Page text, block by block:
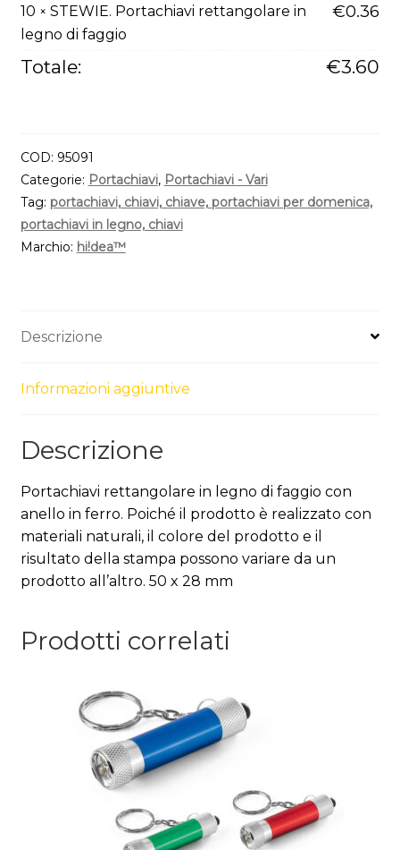
in
legno
di
10 × STEWIE. Portachiavi rettangolare in
legno di faggio
€0.36
Totale: €3.60
COD: 95091
Categorie: Portachiavi, Portachiavi - Vari
Tag: portachiavi, chiavi, chiave, portachiavi per domenica,
portachiavi in legno, chiavi
Marchio: hi!dea™
Descrizione
Informazioni aggiuntive
Descrizione
Portachiavi rettangolare in legno di faggio con
anello in ferro. Poiché il prodotto è realizzato con
materiali naturali, il colore del prodotto e il
risultato della stampa possono variare da un
prodotto all’altro. 50 x 28 mm
Prodotti correlati